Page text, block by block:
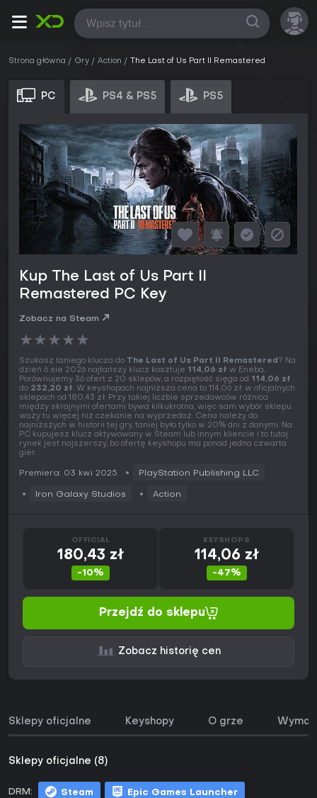
Wszystkie
Strona główna Gry Action The Last of Us Part II Remastered
PC PS4 & PS5 PS5
Kup The Last of Us Part II
Remastered PC Key
Zobacz na Steam
★★★★★
Szukasz taniego klucza do The Last of Us Part II Remastered ? Na
dzień 6 sie 2026 najtańszy klucz kosztuje 114,06 zł w Eneba.
Porównujemy 36 ofert z 20 sklepów, a rozpiętość sięga od 114,06 zł
do 232,20 zł. W keyshopach najniższa cena to 114,06 zł, w oficjalnych
sklepach od 180,43 zł. Przy takiej liczbie sprzedawców różnica
między skrajnymi ofertami bywa kilkukrotna, więc sam wybór sklepu
waży tu więcej niż czekanie na wyprzedaż. Cena należy do
najniższych w historii tej gry, taniej było tylko w 20% dni z danymi. Na
PC kupujesz klucz aktywowany w Steam lub innym kliencie i to tutaj
rynek jest najszerszy, bo ofertę keyshopu ma ponad jedna czwarta
gier.
Premiera: 03 kwi 2025 PlayStation Publishing LLC
Iron Galaxy Studios Action
OFFICIAL
180,43 zł
-10%
KEYSHOPS
114,06 zł
-47%
Przejdź do sklepu
Zobacz historię cen
Sklepy oficjalne Keyshopy O grze
Sklepy oficjalne (8)
DRM: Steam Epic Games Launcher